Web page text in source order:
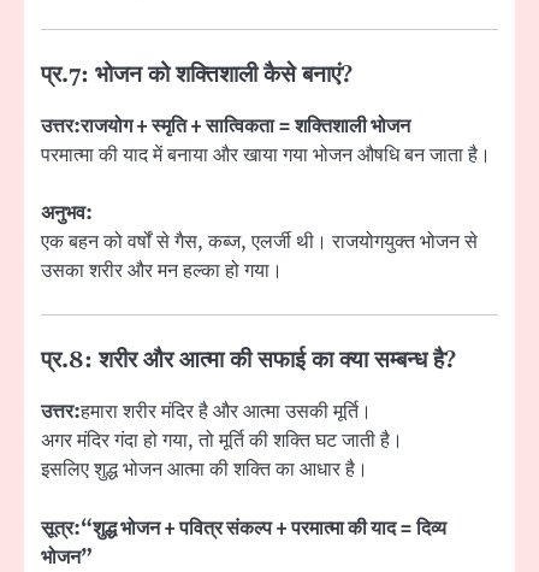
प्र.7: भोजन को शक्तिशाली कैसे बनाएं?
उत्तर:राजयोग + स्मृति + सात्विकता = शक्तिशाली भोजन
परमात्मा की याद में बनाया और खाया गया भोजन औषधि बन जाता है।
अनुभव:
एक बहन को वर्षों से गैस, कब्ज, एलर्जी थी। राजयोगयुक्त भोजन से
उसका शरीर और मन हल्का हो गया।
प्र.8: शरीर और आत्मा की सफाई का क्या सम्बन्ध है?
उत्तर:हमारा शरीर मंदिर है और आत्मा उसकी मूर्ति।
अगर मंदिर गंदा हो गया, तो मूर्ति की शक्ति घट जाती है।
इसलिए शुद्ध भोजन आत्मा की शक्ति का आधार है।
सूत्र:“शुद्ध भोजन + पवित्र संकल्प + परमात्मा की याद = दिव्य
भोजन”